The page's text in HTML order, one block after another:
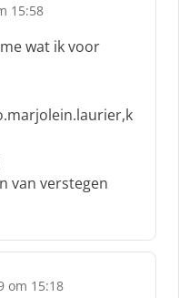
15:58
wat ik voor
van verstegen
om 15:18